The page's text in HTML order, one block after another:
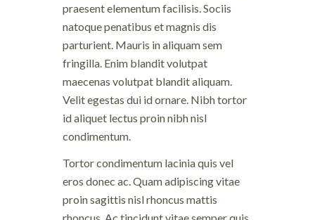
praesent elementum facilisis. Sociis
natoque penatibus et magnis dis
parturient. Mauris in aliquam sem
fringilla. Enim blandit volutpat
maecenas volutpat blandit aliquam.
Velit egestas dui id ornare. Nibh tortor
id aliquet lectus proin nibh nisl
condimentum.
Tortor condimentum lacinia quis vel
eros donec ac. Quam adipiscing vitae
proin sagittis nisl rhoncus mattis